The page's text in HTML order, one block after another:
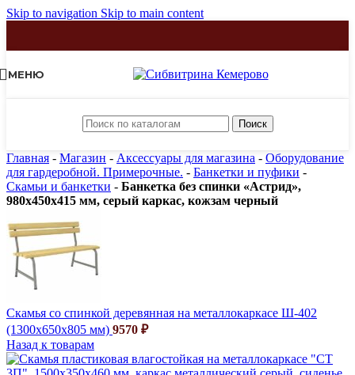
Skip to navigation Skip to main content
МЕНЮ
Поиск
Главная - Магазин - Аксессуары для магазина - Оборудование
для гардеробной. Примерочные. - Банкетки и пуфики -
Скамьи и банкетки - Банкетка без спинки «Астрид»,
980х450х415 мм, серый каркас, кожзам черный
Скамья со спинкой деревянная на металлокаркасе Ш-402
(1300х650х805 мм) 9570 ₽
Назад к товарам